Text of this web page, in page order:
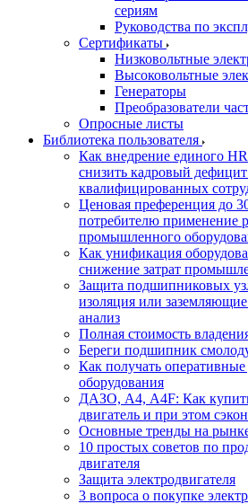
сериям
Руководства по
Сертификаты
Низковольтные
Высоковольтные
Генераторы
Преобразователи
Опросные листы
Библиотека пользователя
Как внедрение единого
снизить кадровый
квалифицированных
Ценовая преференция до
потребителю применение
промышленного
Как унификация
снижение затрат
Защита подшипниковых
изоляция или
анализ
Полная стоимость
Береги подшипник
Как получать
оборудования
ДАЗО, А4, А4F: Как
двигатель и при этом
Основные тренды на
10 простых советов по
двигателя
Защита электродвигателя
3 вопроса о покупке